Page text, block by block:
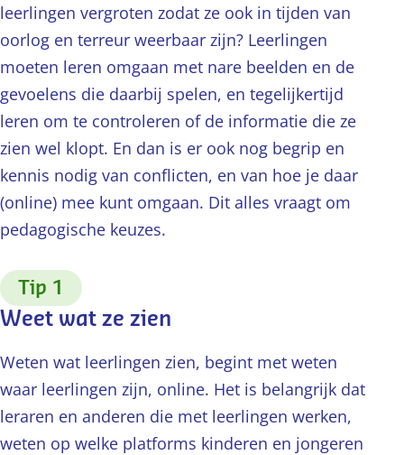
leerlingen vergroten zodat ze ook in tijden van
oorlog en terreur weerbaar zijn? Leerlingen
moeten leren omgaan met nare beelden en de
gevoelens die daarbij spelen, en tegelijkertijd
leren om te controleren of de informatie die ze
zien wel klopt. En dan is er ook nog begrip en
kennis nodig van conflicten, en van hoe je daar
(online) mee kunt omgaan. Dit alles vraagt om
pedagogische keuzes.
Tip 1
Weet wat ze zien
Weten wat leerlingen zien, begint met weten
waar leerlingen zijn, online. Het is belangrijk dat
leraren en anderen die met leerlingen werken,
weten op welke platforms kinderen en jongeren